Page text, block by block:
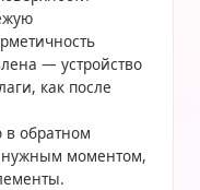
— устройство
как после
в обратном
нужным моментом,